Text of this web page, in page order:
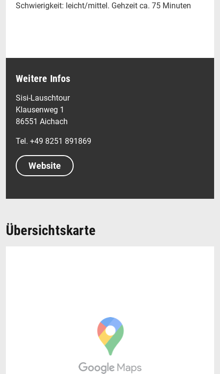
Schwierigkeit: leicht/mittel. Gehzeit ca. 75 Minuten
Weitere Infos
Sisi-Lauschtour
Klausenweg 1
86551 Aichach
Tel. +49 8251 891869
Website
Übersichtskarte